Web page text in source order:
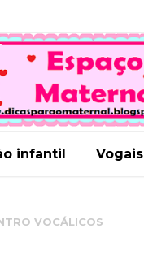
infantil Vogais
VOCÁLICOS